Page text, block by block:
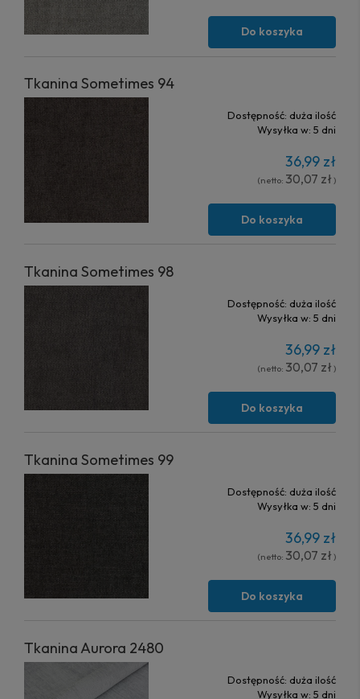
Do koszyka
Tkanina Sometimes 94
Dostępność: duża ilość
Wysyłka w: 5 dni
36,99 zł
(netto: 30,07 zł )
Do koszyka
Tkanina Sometimes 98
Dostępność: duża ilość
Wysyłka w: 5 dni
36,99 zł
(netto: 30,07 zł )
Do koszyka
Tkanina Sometimes 99
Dostępność: duża ilość
Wysyłka w: 5 dni
36,99 zł
(netto: 30,07 zł )
Do koszyka
Tkanina Aurora 2480
Dostępność: duża ilość
Wysyłka w: 5 dni